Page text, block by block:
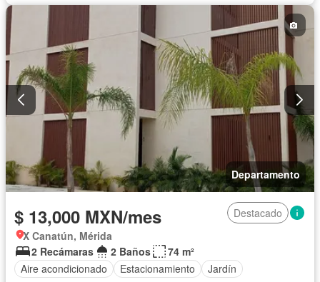
Departamento
$ 13,000 MXN/mes
Destacado
X Canatún, Mérida
2 Recámaras
2 Baños
74 m²
Aire acondicionado
Estacionamiento Jardín